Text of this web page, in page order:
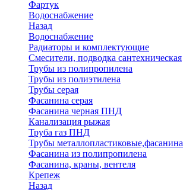
Фартук
Водоснабжение
Назад
Водоснабжение
Радиаторы и комплектующие
Смесители, подводка сантехническая
Трубы из полипропилена
Трубы из полиэтилена
Трубы серая
Фасанина серая
Фасанина черная ПНД
Канализация рыжая
Труба газ ПНД
Трубы металлопластиковые,фасанина
Фасанина из полипропилена
Фасанина, краны, вентеля
Крепеж
Назад